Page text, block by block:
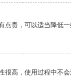
点贵，可以适当降低一
很高，使用过程中不